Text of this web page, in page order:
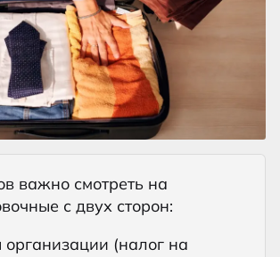
важно смотреть на
с двух сторон:
организации (налог на